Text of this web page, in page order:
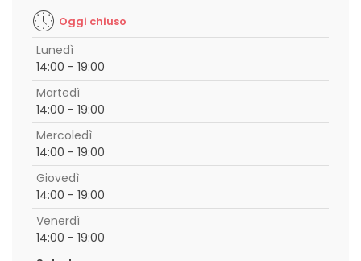
Oggi chiuso
Lunedì
14:00 - 19:00
Martedì
14:00 - 19:00
Mercoledì
14:00 - 19:00
Giovedì
14:00 - 19:00
Venerdì
14:00 - 19:00